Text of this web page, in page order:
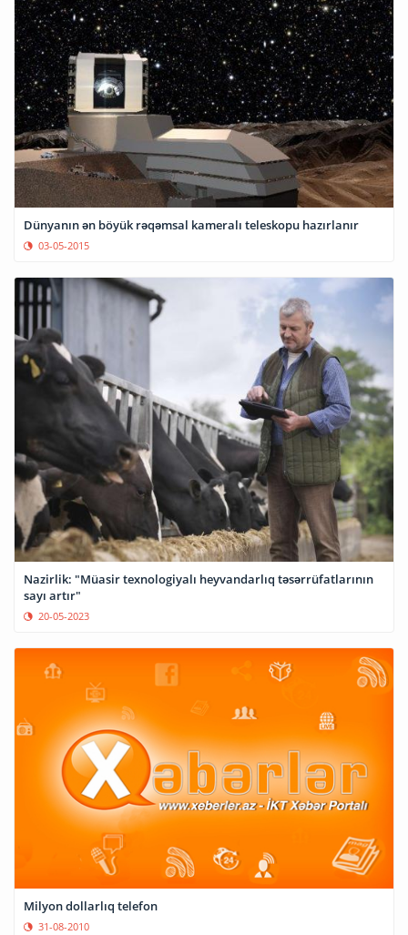
Dünyanın ən böyük rəqəmsal kameralı teleskopu hazırlanır
03-05-2015
Nazirlik: "Müasir texnologiyalı heyvandarlıq təsərrüfatlarının
sayı artır"
20-05-2023
Milyon dollarlıq telefon
31-08-2010